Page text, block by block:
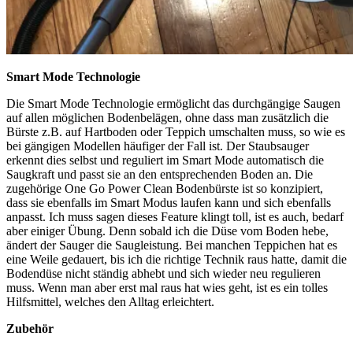
Smart Mode Technologie
Die Smart Mode Technologie ermöglicht das durchgängige Saugen
auf allen möglichen Bodenbelägen, ohne dass man zusätzlich die
Bürste z.B. auf Hartboden oder Teppich umschalten muss, so wie es
bei gängigen Modellen häufiger der Fall ist. Der Staubsauger
erkennt dies selbst und reguliert im Smart Mode automatisch die
Saugkraft und passt sie an den entsprechenden Boden an. Die
zugehörige One Go Power Clean Bodenbürste ist so konzipiert,
dass sie ebenfalls im Smart Modus laufen kann und sich ebenfalls
anpasst. Ich muss sagen dieses Feature klingt toll, ist es auch, bedarf
aber einiger Übung. Denn sobald ich die Düse vom Boden hebe,
ändert der Sauger die Saugleistung. Bei manchen Teppichen hat es
eine Weile gedauert, bis ich die richtige Technik raus hatte, damit die
Bodendüse nicht ständig abhebt und sich wieder neu regulieren
muss. Wenn man aber erst mal raus hat wies geht, ist es ein tolles
Hilfsmittel, welches den Alltag erleichtert.
Zubehör